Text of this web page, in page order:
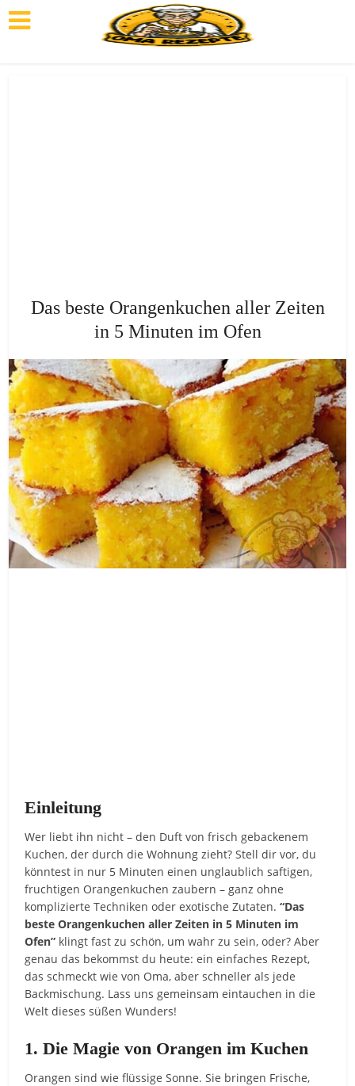
Das beste Orangenkuchen aller Zeiten
in 5 Minuten im Ofen
Einleitung
Wer liebt ihn nicht – den Duft von frisch gebackenem
Kuchen, der durch die Wohnung zieht? Stell dir vor, du
könntest in nur 5 Minuten einen unglaublich saftigen,
fruchtigen Orangenkuchen zaubern – ganz ohne
komplizierte Techniken oder exotische Zutaten.“Das
beste Orangenkuchen aller Zeiten in 5 Minuten im
Ofen” klingt fast zu schön, um wahr zu sein, oder? Aber
genau das bekommst du heute: ein einfaches Rezept,
das schmeckt wie von Oma, aber schneller als jede
Backmischung. Lass uns gemeinsam eintauchen in die
Welt dieses süßen Wunders!
1. Die Magie von Orangen im Kuchen
Orangen sind wie flüssige Sonne. Sie bringen Frische,